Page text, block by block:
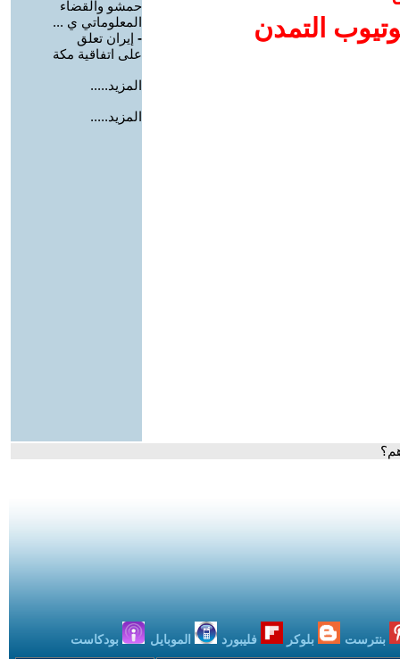
التمدن
حمشو والقضاء
المعلوماتي ي ...
- إيران تعلق
على اتفاقية مكة
المزيد.....
المزيد.....
بنترست بلوكر فليبورد الموبايل بودكاست